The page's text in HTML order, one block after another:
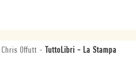
Chris Offutt - TuttoLibri - La Stampa